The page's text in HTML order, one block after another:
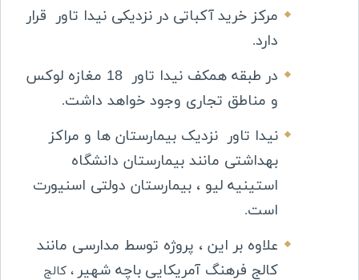
مرکز خریدآکباتی در نزدیکی نیدا تاور قرار
دارد.
در طبقه همکف نیدا تاور 18 مغازه لوکس
و مناطق تجاری وجود خواهد داشت.
نیدا تاور نزدیک بیمارستان ها و مراکز
بهداشتی مانند بیمارستان دانشگاه
استینیه لیو ، بیمارستان دولتی اسنیورت
است.
علاوه بر این ، پروژه توسط مدارسی مانند
کالج فرهنگ آمریکاییباچه شهیر، کالج